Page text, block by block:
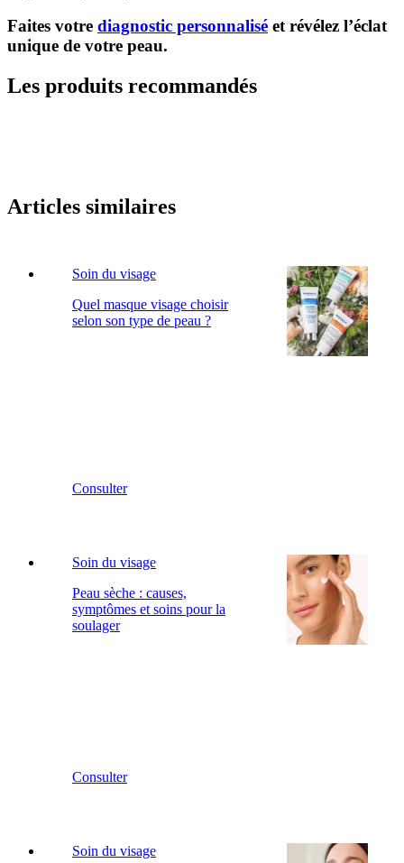
Faites votre diagnostic personnalisé et révélez l’éclat
unique de votre peau.
Les produits recommandés
Articles similaires
Soin du visage
Quel masque visage choisir
selon son type de peau ?
Consulter
Soin du visage
Peau sèche : causes,
symptômes et soins pour la
soulager
Consulter
Soin du visage